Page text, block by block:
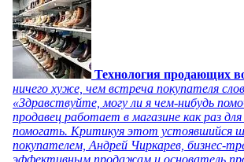
Технология продающих
ничего хуже, чем встреча покупателя
«Здравствуйте, могу ли я чем-нибудь
продавец работает в магазине как раз
помогать. Критикуя этот устоявшийся
покупателем, Андрей Чиркарев, бизнес-
эффективным продажам и основатель